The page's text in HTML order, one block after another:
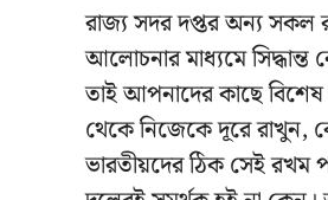
রাজ্য সদর দপ্তর অন্য সকল
আলোচনার মাধ্যমে সিদ্ধান্ত
তাই আপনাদের কাছে
থেকে নিজেকে দূরে রাখুন,
ভারতীয়দের ঠিক সেই রখম